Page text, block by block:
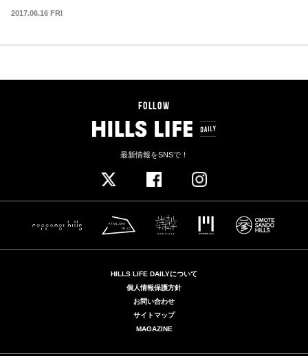
2017.06.16 FRI
FOLLOW
最新情報をSNSで！
HILLS LIFE DAILYについて
個人情報保護方針
お問い合わせ
サイトマップ
MAGAZINE